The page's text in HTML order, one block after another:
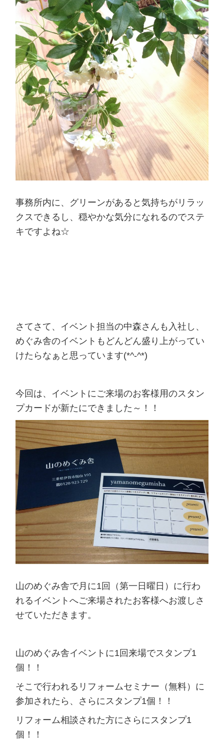
事務所内に、グリーンがあると気持ちがリラッ
クスできるし、穏やかな気分になれるのでステ
キですよね☆
さてさて、イベント担当の中森さんも入社し、
めぐみ舎のイベントもどんどん盛り上がってい
けたらなぁと思っています(*^-^*)
今回は、イベントにご来場のお客様用のスタン
プカードが新たにできました～！！
山のめぐみ舎で月に1回（第一日曜日）に行わ
れるイベントへご来場されたお客様へお渡しさ
せていただきます。
山のめぐみ舎イベントに1回来場でスタンプ1
個！！
そこで行われるリフォームセミナー（無料）に
参加されたら、さらにスタンプ1個！！
リフォーム相談された方にさらにスタンプ1
個！！